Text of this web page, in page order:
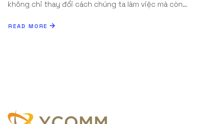
không chỉ thay đổi cách chúng ta làm việc mà còn…
READ MORE